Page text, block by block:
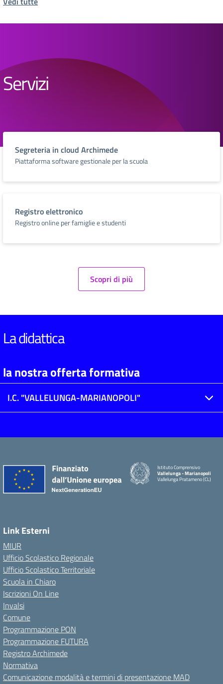
Servizi
Segreteria in cloud Archimede
Piattaforma software gestionale per la scuola
Registro elettronico
Registro online per famiglie e studenti
Scopri di più
La didattica
la nostra offerta formativa
I.C. "VALLELUNGA-MARIANOPOLI"
Istituto Comprensivo
Vallelunga - Marianopoli
Vallelunga Pratameno (CL)
Link Esterni
MIUR
Ufficio Scolastico Regionale
Ufficio Scolastico Territoriale
Scuola in Chiaro
Iscrizioni On Line
Invalsi
Comune
Programmazione PON
Programmazione FUTURA
Registro Archimede
Normativa
Comunicazione modalità e termini di presentazione MAD